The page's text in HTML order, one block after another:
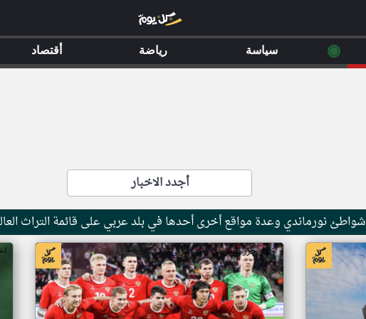
أجدد الاخبار
نورماندي وعدة مواقع أخرى أحدها في بلد عربي على قائمة التراث
اخبار جزر القمر من ار تي عربي
◉ سياسة رياضة أقتصاد